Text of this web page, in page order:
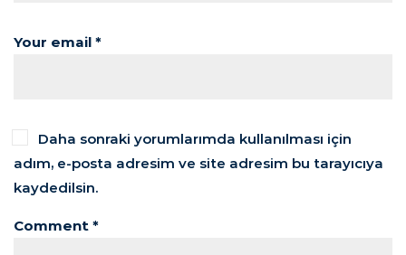
Your email *
Daha sonraki yorumlarımda kullanılması için
adım, e-posta adresim ve site adresim bu tarayıcıya
kaydedilsin.
Comment *